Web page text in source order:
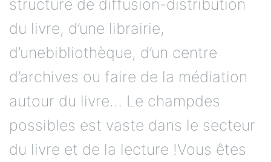
structure de diffusion-distribution
du livre, d’une librairie,
d’unebibliothèque, d’un centre
d’archives ou faire de la médiation
autour du livre… Le champdes
possibles est vaste dans le secteur
du livre et de la lecture !Vous êtes